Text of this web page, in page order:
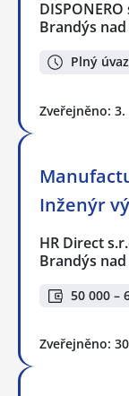
DISPONERO
Brandýs
Plný
Zveřejněno:
Inženýr
HR Direct
Brandýs
50 000 –
Zveřejněno: